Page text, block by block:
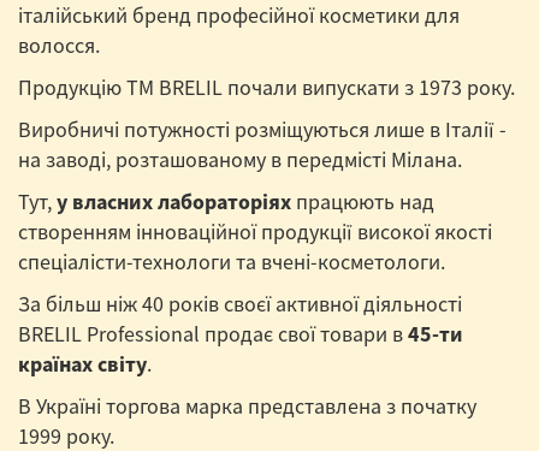
італійський бренд професійної косметики для
волосся.
Продукцію ТМ BRELIL почали випускати з 1973 року.
Виробничі потужності розміщуються лише в Італії -
на заводі, розташованому в передмісті Мілана.
Тут,у власних лабораторіях працюють над
створенням інноваційної продукції високої якості
спеціалісти-технологи та вчені-косметологи.
За більш ніж 40 років своєї активної діяльності
BRELIL Professional продає свої товари в45-ти
країнах світу.
В Україні торгова марка представлена з початку
1999 року.